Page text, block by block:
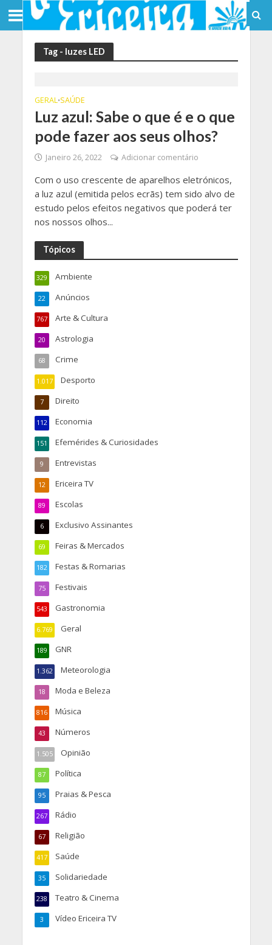
Tag - luzes LED
GERAL•SAÚDE
Luz azul: Sabe o que é e o que
pode fazer aos seus olhos?
Janeiro 26, 2022 Adicionar comentário
Com o uso crescente de aparelhos eletrónicos,
a luz azul (emitida pelos ecrãs) tem sido alvo de
estudo pelos efeitos negativos que poderá ter
nos nossos olhos...
Tópicos
Ambiente
329
Anúncios
22
Arte & Cultura
767
Astrologia
20
Crime
68
Desporto
1.017
Direito
7
Economia
112
Efemérides & Curiosidades
151
Entrevistas
9
Ericeira TV
12
Escolas
89
Exclusivo Assinantes
6
Feiras & Mercados
69
Festas & Romarias
182
Festivais
75
Gastronomia
543
Geral
6.769
GNR
189
Meteorologia
1.362
Moda e Beleza
18
Música
816
Números
43
Opinião
1.505
Política
87
Praias & Pesca
95
Rádio
267
Religião
67
Saúde
417
Solidariedade
35
Teatro & Cinema
238
Vídeo Ericeira TV
3